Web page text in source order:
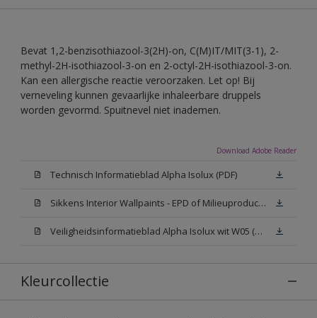
Bevat 1,2-benzisothiazool-3(2H)-on, C(M)IT/MIT(3-1), 2-
methyl-2H-isothiazool-3-on en 2-octyl-2H-isothiazool-3-on.
Kan een allergische reactie veroorzaken. Let op! Bij
verneveling kunnen gevaarlijke inhaleerbare druppels
worden gevormd. Spuitnevel niet inademen.
Download Adobe Reader
Technisch Informatieblad Alpha Isolux (PDF)
Sikkens Interior Wallpaints - EPD of Milieuproductverklaring
Veiligheidsinformatieblad Alpha Isolux wit W05 (SDS)
Kleurcollectie